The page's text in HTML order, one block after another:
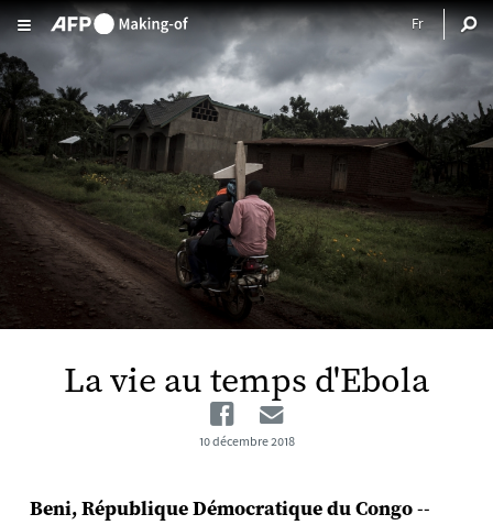
Aller au contenu principal
La vie au temps d'Ebola
Facebook
10 décembre 2018
Beni, République Démocratique du Congo--